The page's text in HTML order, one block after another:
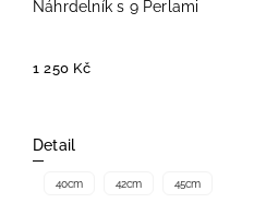
Náhrdelník s 9 Perlami
1 250 Kč
Detail
40cm 42cm 45cm